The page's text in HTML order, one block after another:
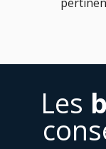
Les